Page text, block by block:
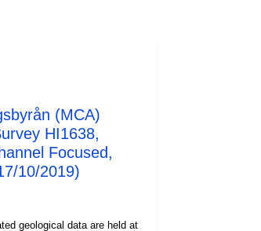
(MCA)
HI1638,
Focused,
10/2019)
geological data are held at